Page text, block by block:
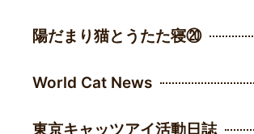
陽だまり猫とうたた寝⑳
World Cat News
東京キャッツアイ活動日誌